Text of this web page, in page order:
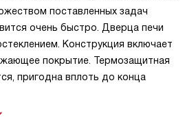
поставленных задач
очень быстро. Дверца печи
Конструкция включает
покрытие. Термозащитная
пригодна вплоть до конца